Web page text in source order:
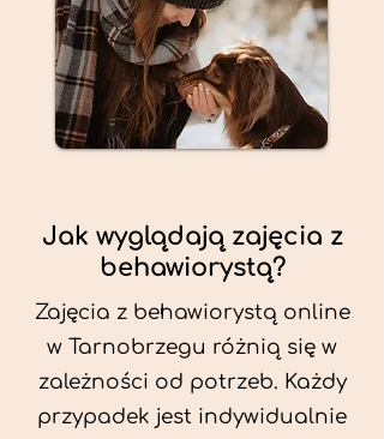
Jak wyglądają zajęcia z
behawiorystą?
Zajęcia z behawiorystą online
w Tarnobrzegu różnią się w
zależności od potrzeb. Każdy
przypadek jest indywidualnie